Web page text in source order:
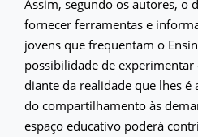
Assim, segundo os autores, o
fornecer ferramentas e
jovens que frequentam o
possibilidade de
diante da realidade que lhes é
do compartilhamento às
espaço educativo poderá